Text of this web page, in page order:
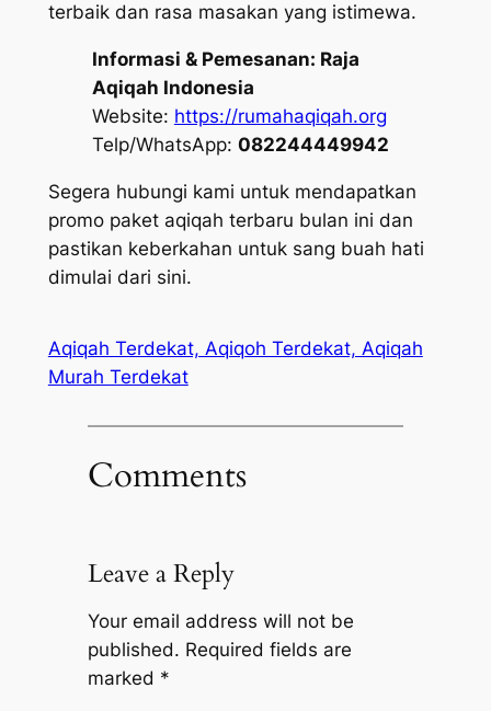
terbaik dan rasa masakan yang istimewa.
Informasi & Pemesanan: Raja
Aqiqah Indonesia
Website: https://rumahaqiqah.org
Telp/WhatsApp: 082244449942
Segera hubungi kami untuk mendapatkan
promo paket aqiqah terbaru bulan ini dan
pastikan keberkahan untuk sang buah hati
dimulai dari sini.
Aqiqah Terdekat, Aqiqoh Terdekat, Aqiqah
Murah Terdekat
Comments
Leave a Reply
Your email address will not be
published. Required fields are
marked *